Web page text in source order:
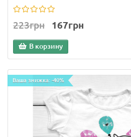
223грн 167грн
В корзину
Ваша знижка: -40%